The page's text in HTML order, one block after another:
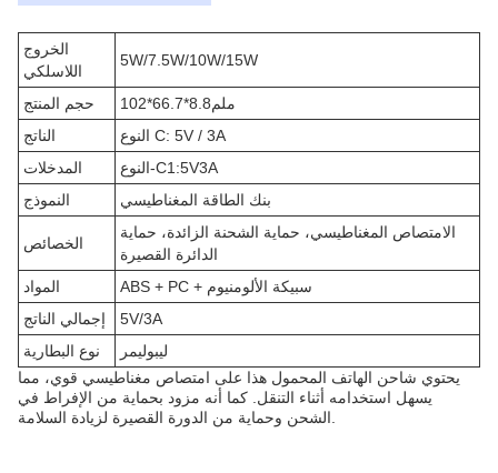
الخروج
اللاسلكي
5W/7.5W/10W/15W
حجم المنتج
102*66.7*8.8ملم
الناتج
النوع C: 5V / 3A
المدخلات
النوع-C1:5V3A
النموذج
بنك الطاقة المغناطيسي
الخصائص
الامتصاص المغناطيسي، حماية الشحنة الزائدة، حماية
الدائرة القصيرة
المواد
ABS + PC + سبيكة الألومنيوم
إجمالي الناتج
5V/3A
نوع البطارية
ليبوليمر
يحتوي شاحن الهاتف المحمول هذا على امتصاص مغناطيسي قوي، مما
يسهل استخدامه أثناء التنقل. كما أنه مزود بحماية من الإفراط في